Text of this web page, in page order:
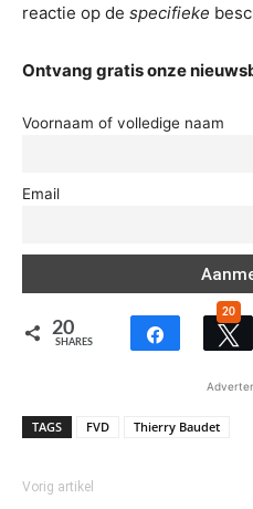
reactie op de specifieke
Ontvang gratis onze
Voornaam of volledige naam
Email
20
SHARES
20
TAGS FVD Thierry Baudet
Vorig artikel